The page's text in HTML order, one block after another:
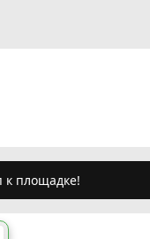
к площадке!